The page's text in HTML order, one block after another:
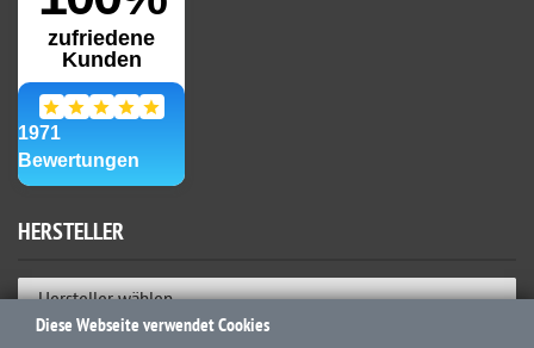
HERSTELLER
Hersteller wählen
Diese Webseite verwendet Cookies